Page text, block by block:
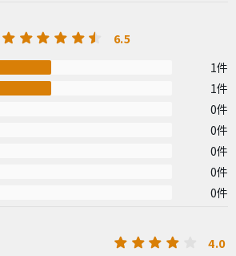
6.5
1件
1件
0件
0件
0件
0件
0件
4.0